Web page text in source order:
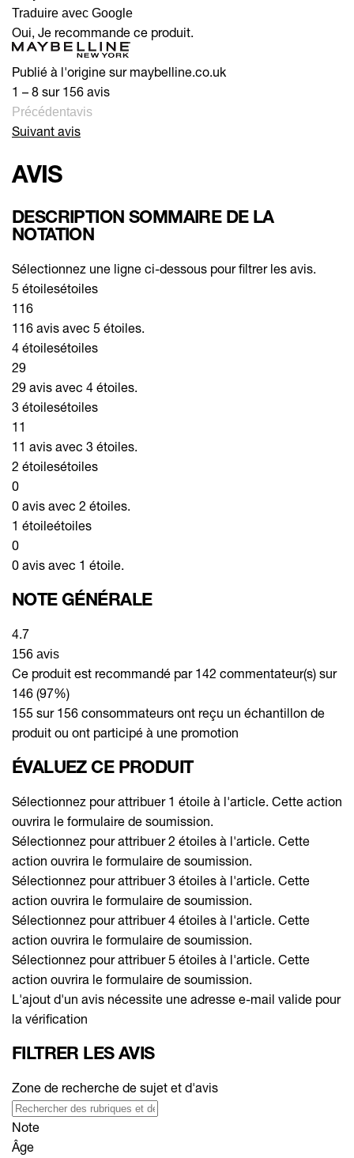
Traduire avec Google
Oui, Je recommande ce produit.
Publié à l'origine sur maybelline.co.uk
1 – 8 sur 156 avis
Précédentavis
Suivant avis
AVIS
DESCRIPTION SOMMAIRE DE LA
NOTATION
Sélectionnez une ligne ci-dessous pour filtrer les avis.
5 étoilesétoiles
116
116 avis avec 5 étoiles.
4 étoilesétoiles
29
29 avis avec 4 étoiles.
3 étoilesétoiles
11
11 avis avec 3 étoiles.
2 étoilesétoiles
0
0 avis avec 2 étoiles.
1 étoileétoiles
0
0 avis avec 1 étoile.
NOTE GÉNÉRALE
4.7
156 avis
Ce produit est recommandé par 142 commentateur(s) sur
146 (97%)
155 sur 156 consommateurs ont reçu un échantillon de
produit ou ont participé à une promotion
ÉVALUEZ CE PRODUIT
Sélectionnez pour attribuer 1 étoile à l'article. Cette action
ouvrira le formulaire de soumission.
Sélectionnez pour attribuer 2 étoiles à l'article. Cette
action ouvrira le formulaire de soumission.
Sélectionnez pour attribuer 3 étoiles à l'article. Cette
action ouvrira le formulaire de soumission.
Sélectionnez pour attribuer 4 étoiles à l'article. Cette
action ouvrira le formulaire de soumission.
Sélectionnez pour attribuer 5 étoiles à l'article. Cette
action ouvrira le formulaire de soumission.
L'ajout d'un avis nécessite une adresse e-mail valide pour
la vérification
FILTRER LES AVIS
Zone de recherche de sujet et d'avis
Note
Âge